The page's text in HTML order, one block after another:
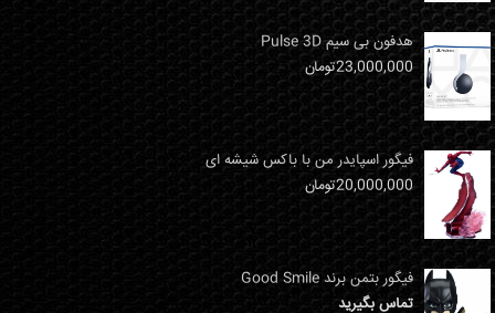
هدفون بی سیم Pulse 3D
23,000,000تومان
فیگور اسپایدر من با باکس شیشه ای
20,000,000تومان
فیگور بتمن برند Good Smile
تماس بگیرید